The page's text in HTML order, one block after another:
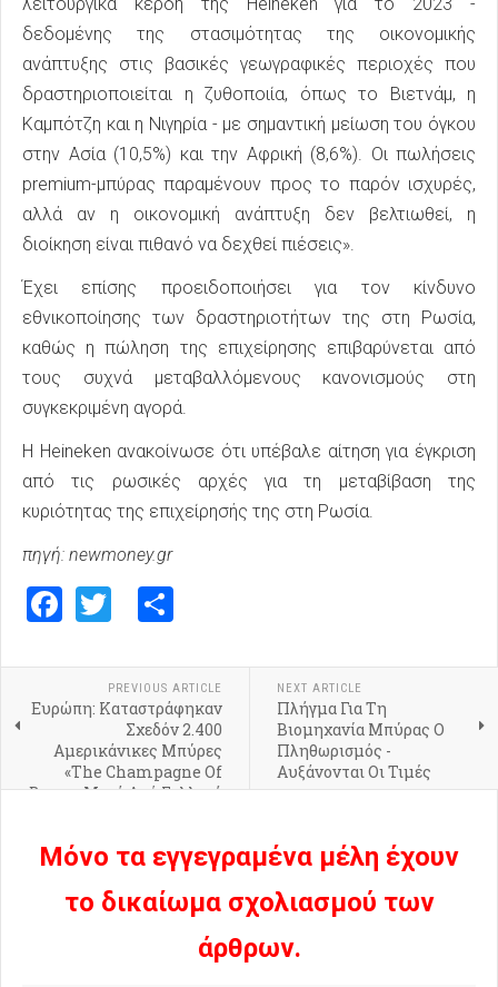
δεδομένης της στασιμότητας της οικονομικής
ανάπτυξης στις βασικές γεωγραφικές περιοχές που
δραστηριοποιείται η ζυθοποιία, όπως το Βιετνάμ, η
Καμπότζη και η Νιγηρία - με σημαντική μείωση του όγκου
στην Ασία (10,5%) και την Αφρική (8,6%). Οι πωλήσεις
premium-μπύρας παραμένουν προς το παρόν ισχυρές,
αλλά αν η οικονομική ανάπτυξη δεν βελτιωθεί, η
διοίκηση είναι πιθανό να δεχθεί πιέσεις».
Έχει επίσης προειδοποιήσει για τον κίνδυνο
εθνικοποίησης των δραστηριοτήτων της στη Ρωσία,
καθώς η πώληση της επιχείρησης επιβαρύνεται από
τους συχνά μεταβαλλόμενους κανονισμούς στη
συγκεκριμένη αγορά.
Η Heineken ανακοίνωσε ότι υπέβαλε αίτηση για έγκριση
από τις ρωσικές αρχές για τη μεταβίβαση της
κυριότητας της επιχείρησής της στη Ρωσία.
πηγή: newmoney.gr
Facebook
Twitter
PREVIOUS ARTICLE
Ευρώπη: Καταστράφηκαν
Σχεδόν 2.400
Αμερικάνικες Μπύρες
«The Champagne Of
Beers» Μετά Από Γαλλική
NEXT ARTICLE
Πλήγμα Για Τη
Βιομηχανία Μπύρας Ο
Πληθωρισμός -
Αυξάνονται Οι Τιμές
Μόνο τα εγγεγραμένα μέλη έχουν
το δικαίωμα σχολιασμού των
άρθρων.